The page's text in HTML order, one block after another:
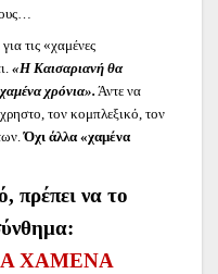
τις «χαμένες
«Η Καισαριανή θα
χρόνια». Άντε να
τον κομπλεξικό, τον
Όχι άλλα «χαμένα
πρέπει να το
ΧΑΜΕΝΑ